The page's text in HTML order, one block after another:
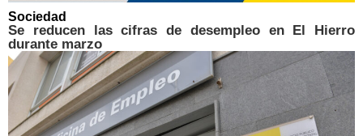
Sociedad
Se reducen las cifras de desempleo en El Hierro
durante marzo